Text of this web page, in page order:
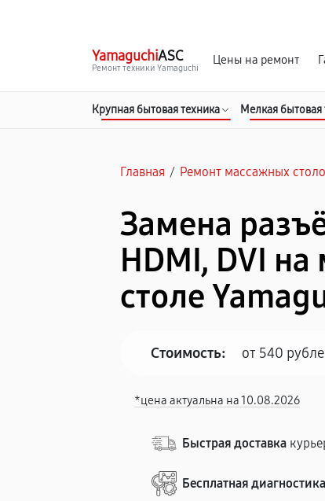
YamaguchiASC
Ремонт техники Yamaguchi
Цены на ремонт
Крупная бытовая техника Мелкая бытовая
Главная / Ремонт массажных
Замена
HDMI, DVI
столе
Стоимость: от 540
*цена актуальна на 10.08.2026
Быстрая доставка
Бесплатная диагностика